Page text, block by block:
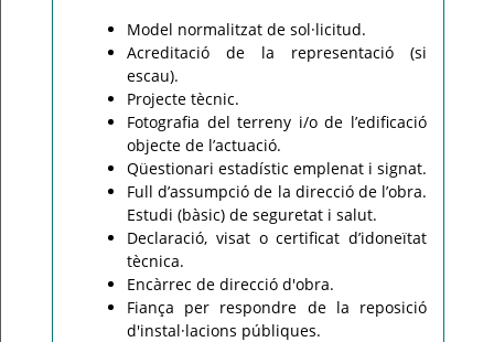
Model normalitzat de sol·licitud.
Acreditació de la representació (si
escau).
Projecte tècnic.
Fotografia del terreny i/o de l’edificació
objecte de l’actuació.
Qüestionari estadístic emplenat i signat.
Full d’assumpció de la direcció de l’obra.
Estudi (bàsic) de seguretat i salut.
Declaració, visat o certificat d’idoneïtat
tècnica.
Encàrrec de direcció d'obra.
Fiança per respondre de la reposició
d'instal·lacions públiques.